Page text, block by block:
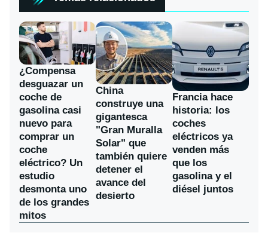
¿Compensa
desguazar un
coche de
gasolina casi
nuevo para
comprar un
coche
eléctrico? Un
estudio
desmonta uno
de los grandes
mitos
China
construye una
gigantesca
"Gran Muralla
Solar" que
también quiere
detener el
avance del
desierto
Francia hace
historia: los
coches
eléctricos ya
venden más
que los
gasolina y el
diésel juntos